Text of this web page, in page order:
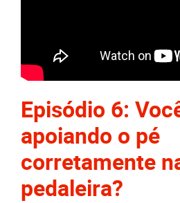
Episódio 6:
apoiando o pé
corretamente
pedaleira?